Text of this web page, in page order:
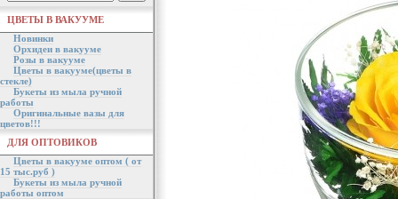
ЦВЕТЫ В ВАКУУМЕ
Новинки
Орхидеи в вакууме
Розы в вакууме
Цветы в вакууме(цветы в
стекле)
Букеты из мыла ручной
работы
Оригинальные вазы для
цветов!!!
ДЛЯ ОПТОВИКОВ
Цветы в вакууме оптом ( от
15 тыс.руб )
Букеты из мыла ручной
работы оптом